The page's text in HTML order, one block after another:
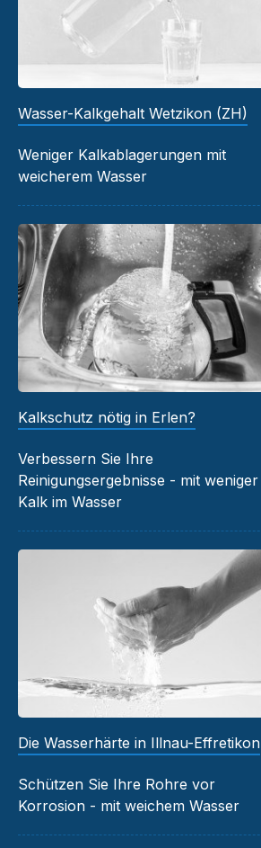
Wasser-Kalkgehalt Wetzikon (ZH)
Weniger Kalkablagerungen mit
weicherem Wasser
Kalkschutz nötig in Erlen?
Verbessern Sie Ihre
Reinigungsergebnisse - mit weniger
Kalk im Wasser
Die Wasserhärte in Illnau-Effretikon
Schützen Sie Ihre Rohre vor
Korrosion - mit weichem Wasser